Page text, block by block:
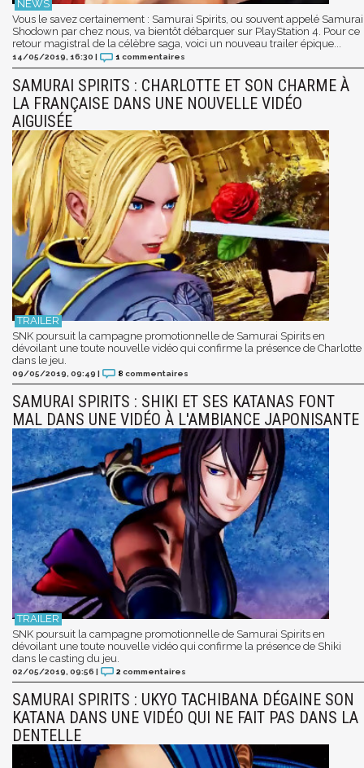
Vous le savez certainement : Samurai Spirits, ou souvent appelé Samurai
Shodown par chez nous, va bientôt débarquer sur PlayStation 4. Pour ce
retour magistral de la célèbre saga, voici un nouveau trailer épique...
14/05/2019, 16:30 1 commentaires
SAMURAI SPIRITS : CHARLOTTE ET SON CHARME À
LA FRANÇAISE DANS UNE NOUVELLE VIDÉO
AIGUISÉE
SNK poursuit la campagne promotionnelle de Samurai Spirits en
dévoilant une toute nouvelle vidéo qui confirme la présence de Charlotte
dans le jeu.
09/05/2019, 09:49 | 8 commentaires
SAMURAI SPIRITS : SHIKI ET SES KATANAS FONT
MAL DANS UNE VIDÉO À L'AMBIANCE JAPONISANTE
SNK poursuit la campagne promotionnelle de Samurai Spirits en
dévoilant une toute nouvelle vidéo qui confirme la présence de Shiki
dans le casting du jeu.
02/05/2019, 09:56 | 2 commentaires
SAMURAI SPIRITS : UKYO TACHIBANA DÉGAINE SON
KATANA DANS UNE VIDÉO QUI NE FAIT PAS DANS LA
DENTELLE